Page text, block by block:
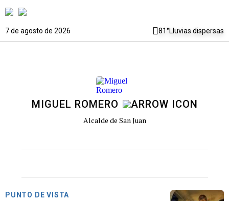
7 de agosto de 2026 81°Lluvias dispersas
MIGUEL ROMERO
Alcalde de San Juan
PUNTO DE VISTA